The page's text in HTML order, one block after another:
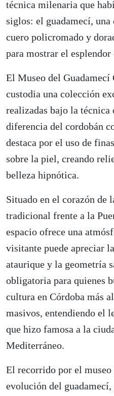
técnica milenaria que
siglos: el guadamecí, una
cuero policromado y
para mostrar el esplendor
El Museo del Guadamecí
custodia una colección
realizadas bajo la
diferencia del cordobán
destaca por el uso de
sobre la piel, creando
belleza hipnótica.
Situado en el corazón de
tradicional frente a la
espacio ofrece una
visitante puede apreciar
ataurique y la geometría
obligatoria para quienes
cultura en Córdoba más
masivos, entendiendo el
que hizo famosa a la
Mediterráneo.
El recorrido por el
evolución del